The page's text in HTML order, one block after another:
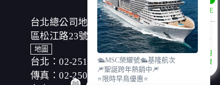
網站內部所瀏覽的網頁，除非您願意告知您的個人資料，
否則本網站不會也無法將此項記錄和您對應。請您注意，
在本網站網刊登廣告之廠商，或與連結本網站，也可能蒐
集您個人的資料。對於您主動提供的個人資訊，這些廣告
廠商、或連結網站有其個別的私權保護政策，其資料處理
措施不適用本網站隱私權保護政策，本公司不負任何連帶
責任。
本網站將在事前或註冊登錄取得您的同意後，傳送商業性
資料或電子郵件給您。本公司除了在該資料或電子郵件上
台北總公司地址：(104)台北市中山
區松江路23號7樓、8樓
地圖
台北：02-25166630
傳真：02-25019918
LINE
諮詢
專線
🛳️MSC榮耀號🛳️基隆航次
🎆聖誕跨年熱銷中🎆
⭐限時早鳥優惠⭐